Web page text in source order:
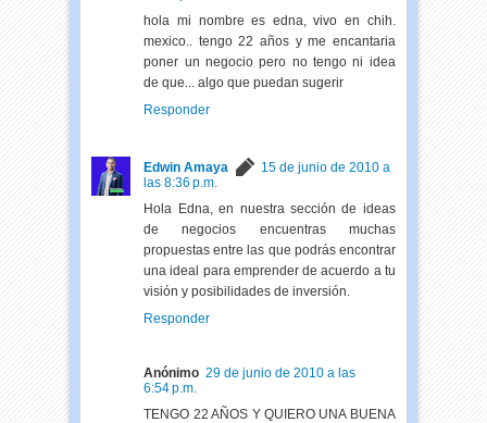
hola mi nombre es edna, vivo en chih.
mexico.. tengo 22 años y me encantaria
poner un negocio pero no tengo ni idea
de que... algo que puedan sugerir
Responder
Edwin Amaya
15 de junio de 2010 a
las 8:36 p.m.
Hola Edna, en nuestra sección de ideas
de negocios encuentras muchas
propuestas entre las que podrás encontrar
una ideal para emprender de acuerdo a tu
visión y posibilidades de inversión.
Responder
Anónimo 29 de junio de 2010 a las
6:54 p.m.
TENGO 22 AÑOS Y QUIERO UNA BUENA